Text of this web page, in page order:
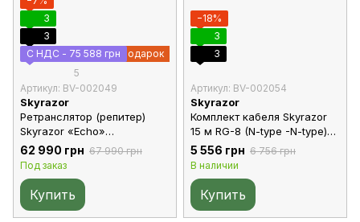
Подарок
3
3
С НДС - 75 588 грн
5
Артикул: BV-002049
Skyrazor
Ретранслятор (репитер)
Skyrazor «Echo»
2.4GHz/5.2GHz/5.8GHz
62 990 грн 67 990 грн
Под заказ
Купить
−18%
3
3
Артикул: BV-002054
Skyrazor
Комплект кабеля Skyrazor
15 м RG-8 (N-type -N-type)
(2 провода)
5 556 грн 6 756 грн
В наличии
Купить